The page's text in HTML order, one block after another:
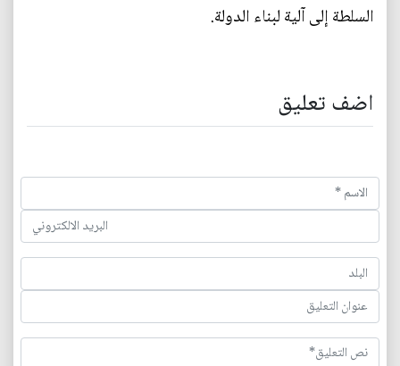
السلطة إلى آلية لبناء الدولة.
اضف تعليق